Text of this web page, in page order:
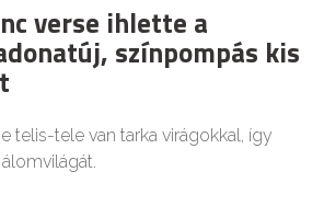
verse ihlette a
színpompás kis
telis-tele van tarka virágokkal, így